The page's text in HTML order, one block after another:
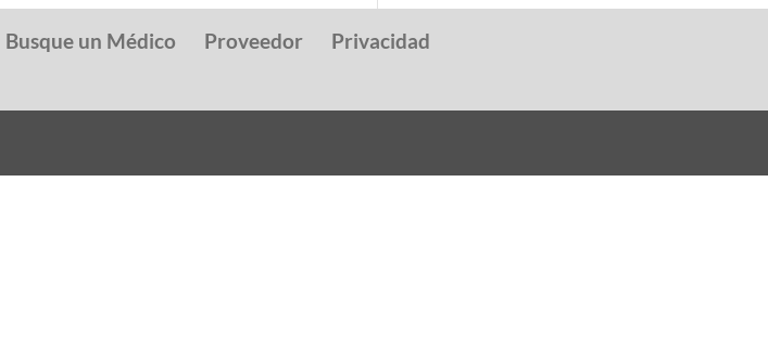
Busque un Médico Proveedor
Privacidad